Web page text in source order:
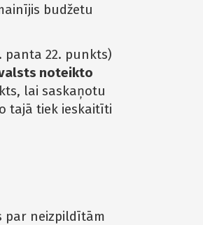
budžetu
panta 22. punkts)
noteikto
lai saskaņotu
tajā tiek ieskaitīti
par neizpildītām